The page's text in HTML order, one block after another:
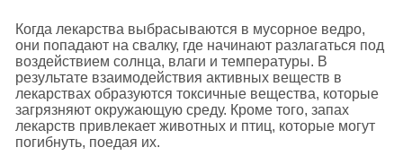
Когда лекарства выбрасываются в мусорное ведро,
они попадают на свалку, где начинают разлагаться под
воздействием солнца, влаги и температуры. В
результате взаимодействия активных веществ в
лекарствах образуются токсичные вещества, которые
загрязняют окружающую среду. Кроме того, запах
лекарств привлекает животных и птиц, которые могут
погибнуть, поедая их.